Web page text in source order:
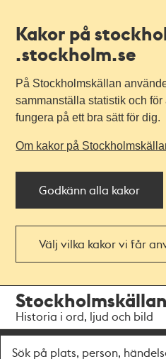
Kakor på
.stockholm.se
På Stockholmskällan
sammanställa statistik och
fungera på ett bra sätt för dig.
Om kakor på
Godkänn alla kakor
Välj vilka kakor vi får
navigationen
huvudinnehållet
Stockholmskällan
Historia i ord, ljud och bild